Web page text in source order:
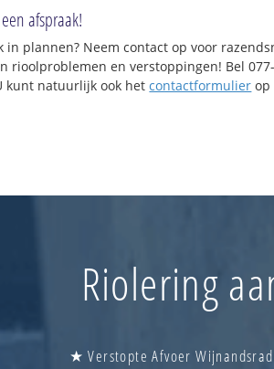
afspraak!
in plannen? Neem contact op voor
rioolproblemen en verstoppingen! Bel
kunt natuurlijk ook hetcontactformulier op
Riolering
★ Verstopte Afvoer